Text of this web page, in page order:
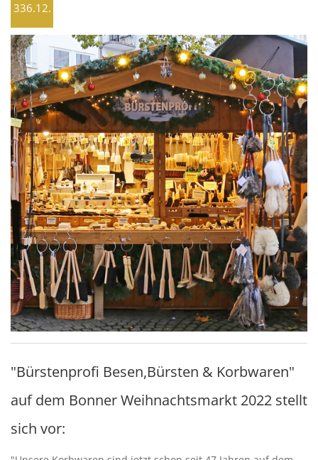
336.12.
"Bürstenprofi Besen,Bürsten & Korbwaren"
auf dem Bonner Weihnachtsmarkt 2022 stellt
sich vor: